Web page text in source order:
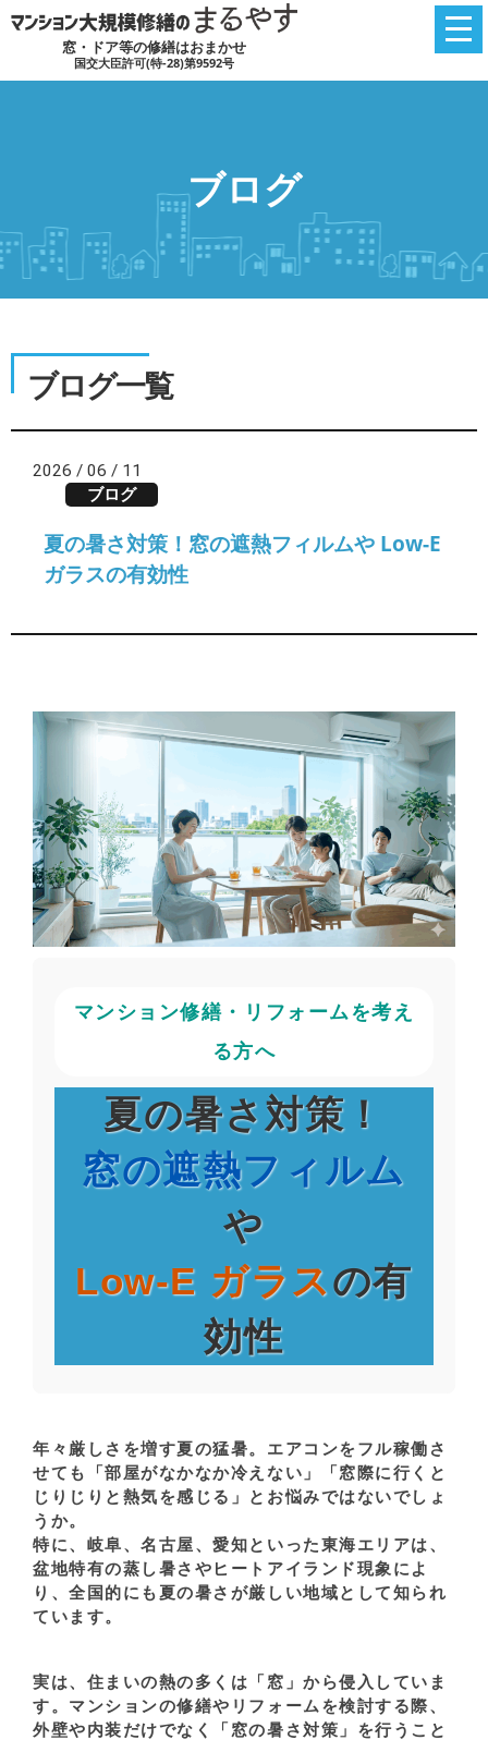
窓・ドア等の修繕はおまかせ
国交大臣許可(特-28)第9592号
ブログ
ブログ一覧
2026 / 06 / 11
ブログ
夏の暑さ対策！窓の遮熱フィルムや Low-E
ガラスの有効性
マンション修繕・リフォームを考え
る方へ
夏の暑さ対策！
窓の遮熱フィルム
や
Low-E ガラスの有
効性
年々厳しさを増す夏の猛暑。エアコンをフル稼働さ
せても「部屋がなかなか冷えない」「窓際に行くと
じりじりと熱気を感じる」とお悩みではないでしょ
うか。
特に、岐阜、名古屋、愛知といった東海エリアは、
盆地特有の蒸し暑さやヒートアイランド現象によ
り、全国的にも夏の暑さが厳しい地域として知られ
ています。
実は、住まいの熱の多くは「窓」から侵入していま
す。マンションの修繕やリフォームを検討する際、
外壁や内装だけでなく「窓の暑さ対策」を行うこと